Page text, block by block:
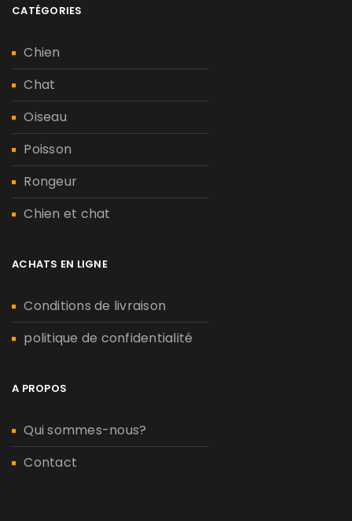
CATÉGORIES
Chien
Chat
Oiseau
Poisson
Rongeur
Chien et chat
ACHATS EN LIGNE
Conditions de livraison
politique de confidentialité
A PROPOS
Qui sommes-nous?
Contact